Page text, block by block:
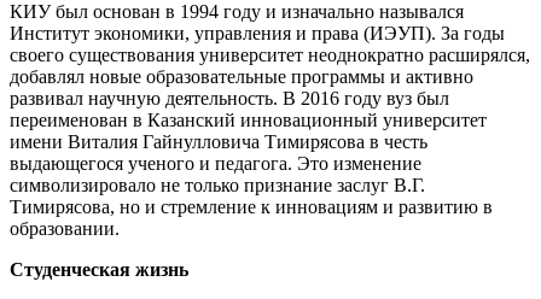
КИУ был основан в 1994 году и изначально назывался
Институт экономики, управления и права (ИЭУП). За годы
своего существования университет неоднократно расширялся,
добавлял новые образовательные программы и активно
развивал научную деятельность. В 2016 году вуз был
переименован в Казанский инновационный университет
имени Виталия Гайнулловича Тимирясова в честь
выдающегося ученого и педагога. Это изменение
символизировало не только признание заслуг В.Г.
Тимирясова, но и стремление к инновациям и развитию в
образовании.
Студенческая жизнь